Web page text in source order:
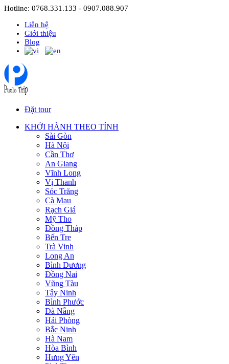
Hotline: 0768.331.133 - 0907.088.907
Liên hệ
Giới thiệu
Blog
Đặt tour
KHỞI HÀNH THEO TỈNH
Sài Gòn
Hà Nội
Cần Thơ
An Giang
Vĩnh Long
Vị Thanh
Sóc Trăng
Cà Mau
Rạch Giá
Mỹ Tho
Đồng Tháp
Bến Tre
Trà Vinh
Long An
Bình Dương
Đồng Nai
Vũng Tàu
Tây Ninh
Bình Phước
Đà Nẵng
Hải Phòng
Bắc Ninh
Hà Nam
Hòa Bình
Hưng Yên